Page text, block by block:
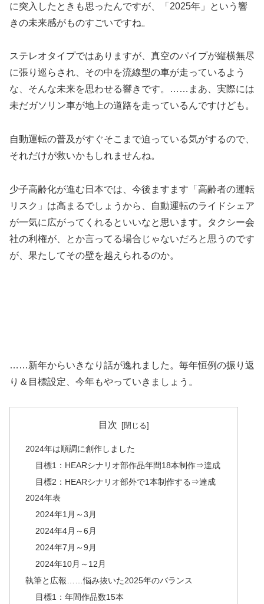
に突入したときも思ったんですが、「2025年」という響
きの未来感がものすごいですね。
ステレオタイプではありますが、真空のパイプが縦横無尽
に張り巡らされ、その中を流線型の車が走っているよう
な、そんな未来を思わせる響きです。……まあ、実際には
未だガソリン車が地上の道路を走っているんですけども。
自動運転の普及がすぐそこまで迫っている気がするので、
それだけが救いかもしれませんね。
少子高齢化が進む日本では、今後ますます「高齢者の運転
リスク」は高まるでしょうから、自動運転のライドシェア
が一気に広がってくれるといいなと思います。タクシー会
社の利権が、とか言ってる場合じゃないだろと思うのです
が、果たしてその壁を越えられるのか。
……新年からいきなり話が逸れました。毎年恒例の振り返
り＆目標設定、今年もやっていきましょう。
目次
2024年は順調に創作しました
目標1：HEARシナリオ部作品年間18本制作⇒達成
目標2：HEARシナリオ部外で1本制作する⇒達成
2024年表
2024年1月～3月
2024年4月～6月
2024年7月～9月
2024年10月～12月
執筆と広報……悩み抜いた2025年のバランス
目標1：年間作品数15本